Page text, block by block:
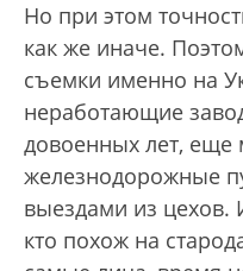
Но при этом
как же иначе.
съемки именно на
неработающие
довоенных лет,
железнодорожные
выездами из цехов.
кто похож на